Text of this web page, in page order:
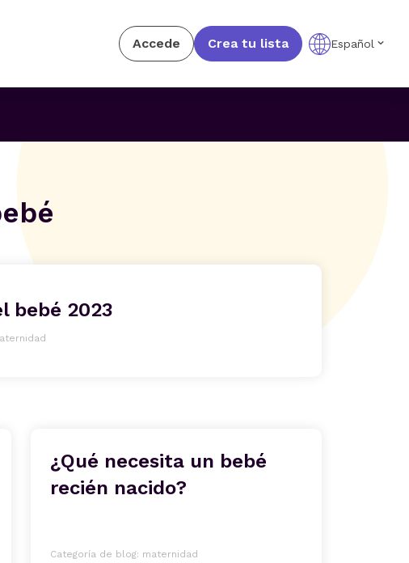
Accede Crea tu lista Español
bebé 2023
¿Qué necesita un bebé
recién nacido?
Categoría de blog: maternidad